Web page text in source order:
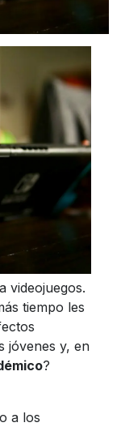
videojuegos.
tiempo les
jóvenes y, en
?
a los